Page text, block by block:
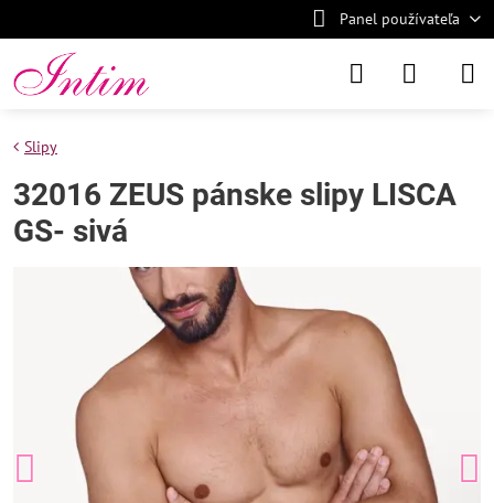
Panel používateľa
Slipy
32016 ZEUS pánske slipy LISCA
GS- sivá